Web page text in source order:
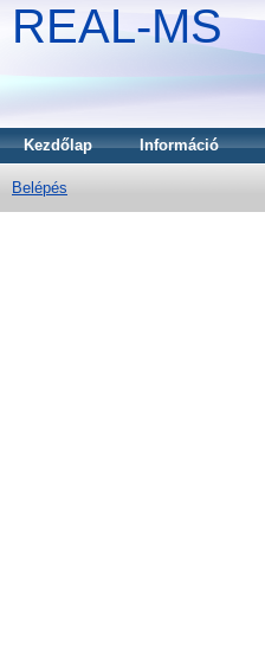
REAL-MS
Kezdőlap Információ
Belépés